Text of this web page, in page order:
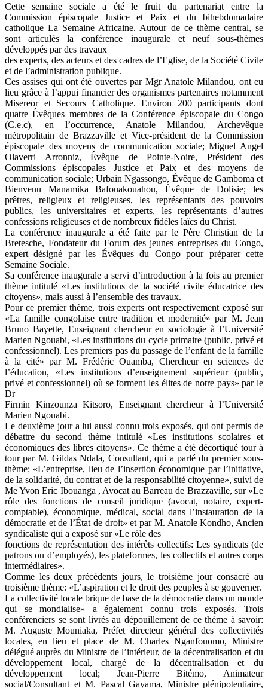
Cette semaine sociale a été le fruit du partenariat entre la
Commission épiscopale Justice et Paix et du bihebdomadaire
catholique La Semaine Africaine. Autour de ce thème central, se
sont articulés la conférence inaugurale et neuf sous-thèmes
développés par des travaux
des experts, des acteurs et des cadres de l’Eglise, de la Société Civile
et de l’administration publique.
Ces assises qui ont été ouvertes par Mgr Anatole Milandou, ont eu
lieu grâce à l’appui financier des organismes partenaires notamment
Misereor et Secours Catholique. Environ 200 participants dont
quatre Évêques membres de la Conférence épiscopale du Congo
(C.e.c), en l’occurrence, Anatole Milandou, Archevêque
métropolitain de Brazzaville et Vice-président de la Commission
épiscopale des moyens de communication sociale; Miguel Angel
Olaverri Arronniz, Évêque de Pointe-Noire, Président des
Commissions épiscopales Justice et Paix et des moyens de
communication sociale; Urbain Ngassongo, Évêque de Gamboma et
Bienvenu Manamika Bafouakouahou, Évêque de Dolisie; les
prêtres, religieux et religieuses, les représentants des pouvoirs
publics, les universitaires et experts, les représentants d’autres
confessions religieuses et de nombreux fidèles laïcs du Christ.
La conférence inaugurale a été faite par le Père Christian de la
Bretesche, Fondateur du Forum des jeunes entreprises du Congo,
expert désigné par les Évêques du Congo pour préparer cette
Semaine Sociale.
Sa conférence inaugurale a servi d’introduction à la fois au premier
thème intitulé «Les institutions de la société civile éducatrice des
citoyens», mais aussi à l’ensemble des travaux.
Pour ce premier thème, trois experts ont respectivement exposé sur
«La famille congolaise entre tradition et modernité» par M. Jean
Bruno Bayette, Enseignant chercheur en sociologie à l’Université
Marien Ngouabi, «Les institutions du cycle primaire (public, privé et
confessionnel). Les premiers pas du passage de l’enfant de la famille
à la cité» par M. Frédéric Ouamba, Chercheur en sciences de
l’éducation, «Les institutions d’enseignement supérieur (public,
privé et confessionnel) où se forment les élites de notre pays» par le
Dr
Firmin Kinzounza Kitsoro, Enseignant chercheur à l’Université
Marien Ngouabi.
Le deuxième jour a lui aussi connu trois exposés, qui ont permis de
débattre du second thème intitulé «Les institutions scolaires et
économiques des libres citoyens». Ce thème a été décortiqué tour à
tour par M. Gildas Ndala, Consultant, qui a parlé du premier sous-
thème: «L’entreprise, lieu de l’insertion économique par l’initiative,
de la solidarité, du contrat et de la responsabilité citoyenne», suivi de
Me Yvon Eric Ibouanga , Avocat au Barreau de Brazzaville, sur «Le
rôle des fonctions de conseil juridique (avocat, notaire, expert-
comptable), économique, médical, social dans l’instauration de la
démocratie et de l’État de droit» et par M. Anatole Kondho, Ancien
syndicaliste qui a exposé sur «Le rôle des
fonctions de représentation des intérêts collectifs: Les syndicats (de
patrons ou d’employés), les plateformes, les collectifs et autres corps
intermédiaires».
Comme les deux précédents jours, le troisième jour consacré au
troisième thème: «L’aspiration et le droit des peuples à se gouverner.
La collectivité locale brique de base de la démocratie dans un monde
qui se mondialise» a également connu trois exposés. Trois
conférenciers se sont livrés au dépouillement de ce thème à savoir:
M. Auguste Mouniaka, Préfet directeur général des collectivités
locales, en lieu et place de M. Charles Nganfouomo, Ministre
délégué auprès du Ministre de l’intérieur, de la décentralisation et du
développement local, chargé de la décentralisation et du
développement local; Jean-Pierre Bitémo, Animateur
social/Consultant et M. Pascal Gayama, Ministre plénipotentiaire,